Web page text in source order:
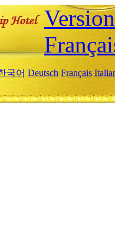
국어 Deutsch Français